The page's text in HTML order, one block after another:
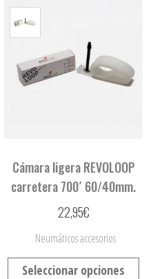
Cámara ligera REVOLOOP
carretera 700´ 60/40mm.
22,95€
Neumáticos accesorios
Seleccionar opciones